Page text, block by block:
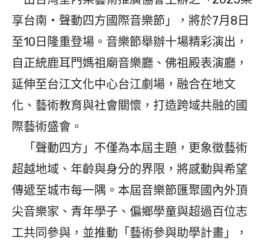
享台南・聲動四方國際音樂節」，將於7月8日
至10日隆重登場。音樂節舉辦十場精彩演出，
自正統鹿耳門媽祖廟音樂廳、佛祖殿表演廳，
延伸至台江文化中心台江劇場，融合在地文
化、藝術教育與社會關懷，打造跨域共融的國
際藝術盛會。
「聲動四方」不僅為本屆主題，更象徵藝術
超越地域、年齡與身分的界限，將感動與希望
傳遞至城市每一隅。本屆音樂節匯聚國內外頂
尖音樂家、青年學子、偏鄉學童與超過百位志
工共同參與，並推動「藝術參與助學計畫」，